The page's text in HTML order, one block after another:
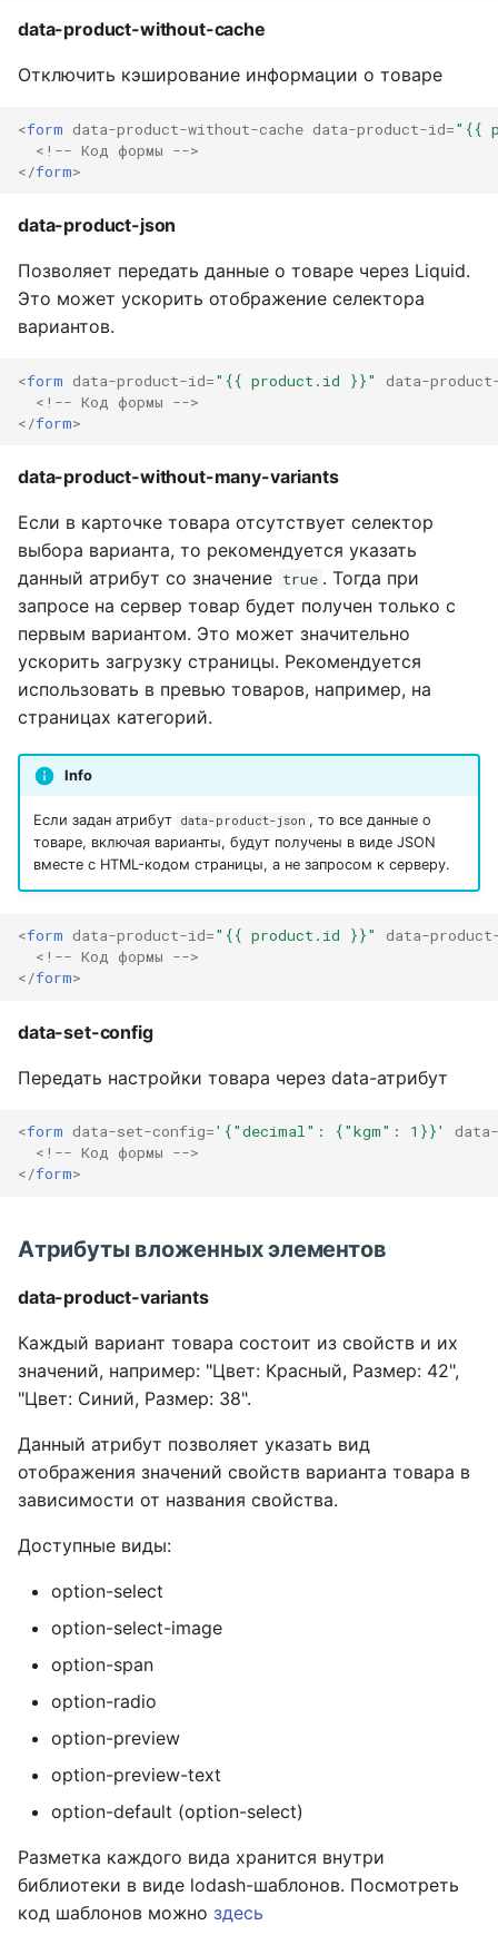
get
setConfig
getRecentlyViewed
data-product-without-cache
Отключить кэширование информации о товаре
<form data-product-without-cache data-product-id="{{
<!-- Код формы -->
</form>
data-product-json
Позволяет передать данные о товаре через Liquid.
Это может ускорить отображение селектора
вариантов.
<form data-product-id="{{ product.id }}"
data-
<!-- Код формы -->
</form>
data-product-without-many-variants
Если в карточке товара отсутствует селектор
выбора варианта, то рекомендуется указать
данный атрибут со значение true . Тогда при
запросе на сервер товар будет получен только с
первым вариантом. Это может значительно
ускорить загрузку страницы. Рекомендуется
использовать в превью товаров, например, на
страницах категорий.
Info
Если задан атрибут data-product-json , то все данные о
товаре, включая варианты, будут получены в виде JSON
вместе с HTML-кодом страницы, а не запросом к серверу.
<form data-product-id="{{ product.id }}"
data-
<!-- Код формы -->
</form>
data-set-config
Передать настройки товара через data-атрибут
<form data-set-config='{"decimal": {"kgm": 1}}'
<!-- Код формы -->
</form>
Атрибуты вложенных элементов
data-product-variants
Каждый вариант товара состоит из свойств и их
значений, например: "Цвет: Красный, Размер: 42",
"Цвет: Синий, Размер: 38".
Данный атрибут позволяет указать вид
отображения значений свойств варианта товара в
зависимости от названия свойства.
Доступные виды:
option-select
option-select-image
option-span
option-radio
option-preview
option-preview-text
option-default (option-select)
Разметка каждого вида хранится внутри
библиотеки в виде lodash-шаблонов. Посмотреть
код шаблонов можно здесь